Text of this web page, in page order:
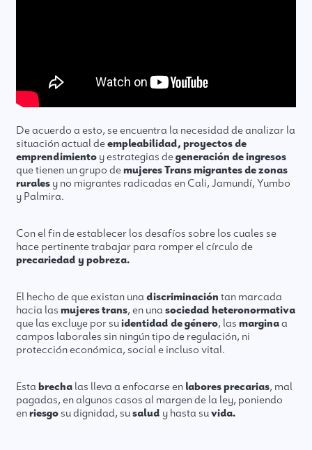
De acuerdo a esto, se encuentra la necesidad de analizar la
situación actual deempleabilidad, proyectos de
emprendimiento y estrategias degeneración de ingresos
que tienen un grupo demujeres Trans migrantes de zonas
rurales y no migrantes radicadas en Cali, Jamundí, Yumbo
y Palmira.
Con el fin de establecer los desafíos sobre los cuales se
hace pertinente trabajar para romper el círculo de
precariedad y pobreza.
El hecho de que existan unadiscriminación tan marcada
hacia lasmujeres trans, en unasociedad heteronormativa
que las excluye por suidentidad de género, lasmarginaa
campos laborales sin ningún tipo de regulación, ni
protección económica, social e incluso vital.
Estabrecha las lleva a enfocarse en labores precarias, mal
pagadas, en algunos casos al margen de la ley, poniendo
enriesgosu dignidad, susalud y hasta suvida.